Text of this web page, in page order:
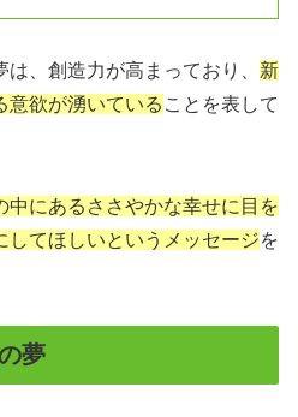
、創造力が高まっており、 新
意欲が湧いている ことを表して
中にあるささやかな幸せに目を
してほしいというメッセージを
夢